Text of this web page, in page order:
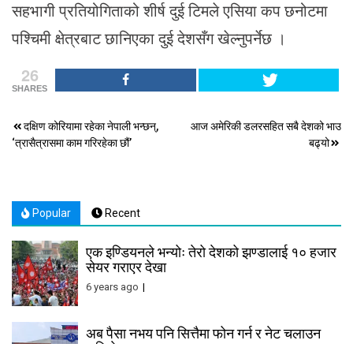
सहभागी प्रतियोगिताको शीर्ष दुई टिमले एसिया कप छनोटमा
पश्चिमी क्षेत्रबाट छानिएका दुई देशसँग खेल्नुपर्नेछ ।
26
SHARES
Post
navigation
दक्षिण कोरियामा रहेका नेपाली भन्छन्,
‘त्रासैत्रासमा काम गरिरहेका छौं’
आज अमेरिकी डलरसहित सबै देशको भाउ
बढ्यो
Popular Recent
एक इण्डियनले भन्योः तेरो देशको झण्डालाई १० हजार
सेयर गराएर देखा
6 years ago
अब पैसा नभय पनि सित्तैमा फोन गर्न र नेट चलाउन